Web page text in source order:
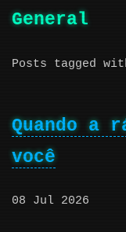
General
Posts tagged
Quando a
você
08 Jul 2026